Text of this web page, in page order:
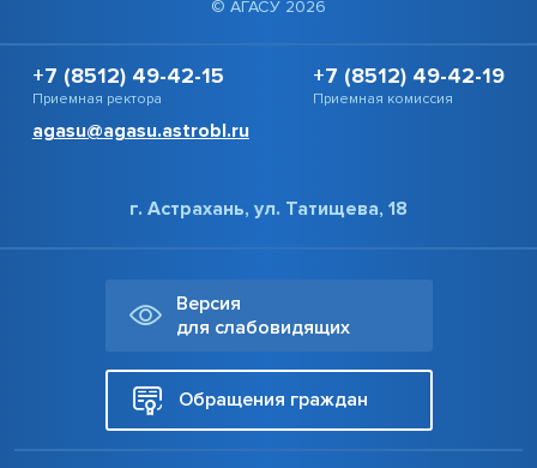
© АГАСУ 2026
+7 (8512) 49-42-15
Приемная ректора
agasu@agasu.astrobl.ru
+7 (8512) 49-42-19
Приемная комиссия
г. Астрахань, ул. Татищева, 18
Версия
для слабовидящих
Обращения граждан